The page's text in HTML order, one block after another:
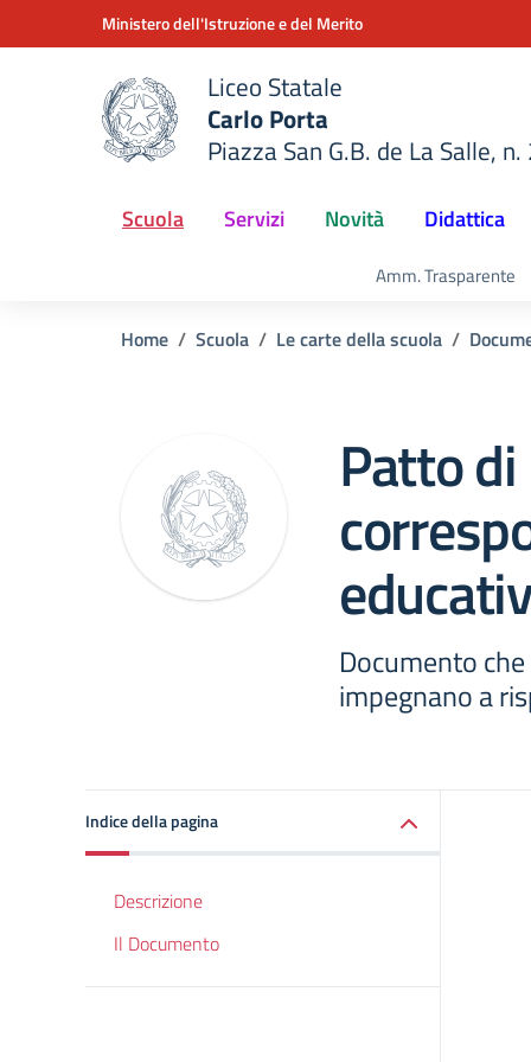
Vai ai contenuti
Vai al menu di navigazioneMinistero dell'Istruzione e del Merito
scuola
Liceo Statale
Carlo Porta
Piazza San G.B. de La Salle,
Scuola Servizi Novità Didattica
Amm. Trasparente
Home Scuola Le carte della scuola
Patto di
Documento
impegnano a
Indice della pagina
Descrizione
Il Documento